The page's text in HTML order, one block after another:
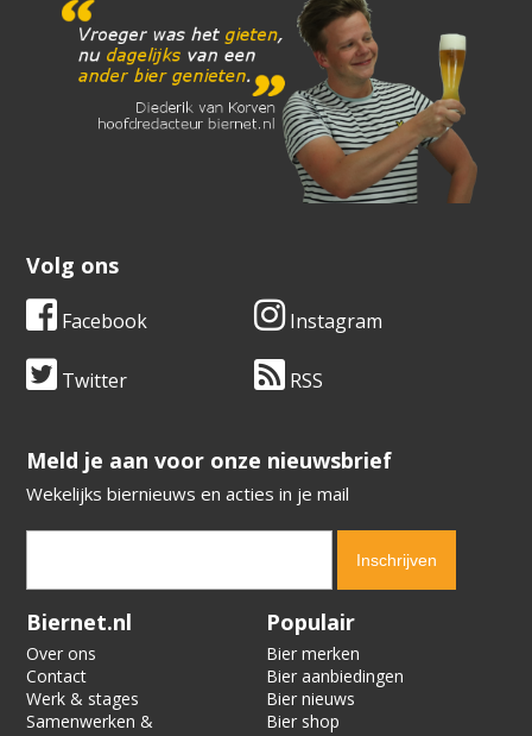
Volg ons
Facebook Instagram
Twitter RSS
​​​​​​​Meld je aan voor onze nieuwsbrief
Wekelijks biernieuws en acties in je mail
Verification code:
Biernet.nl
Over ons
Contact
Werk & stages
Samenwerken &
Populair
Bier merken
Bier aanbiedingen
Bier nieuws
Bier shop